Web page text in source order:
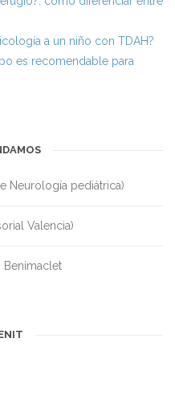
a un niño con TDAH?
es recomendable para
Neurología pediátrica)
Valencia)
Benimaclet